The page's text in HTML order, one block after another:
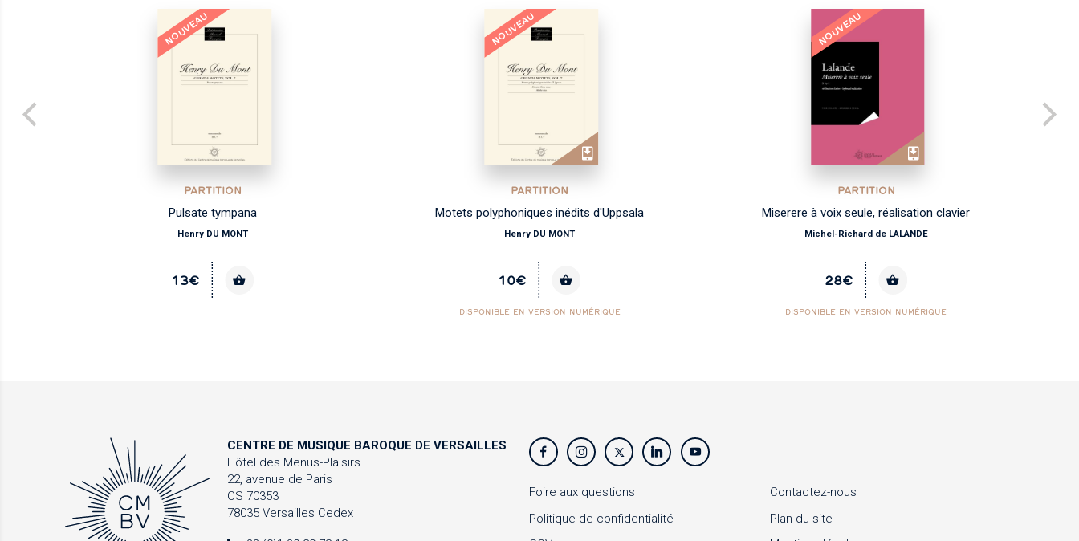
NOUVEAU
PARTITION
Pulsate tympana
Henry DU MONT
13€
NOUVEAU
PARTITION
Motets polyphoniques inédits d'Uppsala
Henry DU MONT
10€
DISPONIBLE EN VERSION NUMÉRIQUE
NOUVEAU
PARTITION
Miserere à voix seule, réalisation clavier
Michel-Richard de LALANDE
28€
DISPONIBLE EN VERSION NUMÉRIQUE
CENTRE DE MUSIQUE BAROQUE DE VERSAILLES
Hôtel des Menus-Plaisirs
22, avenue de Paris
CS 70353
78035 Versailles Cedex
Foire aux questions
Contactez-nous
Politique de confidentialité
Plan du site